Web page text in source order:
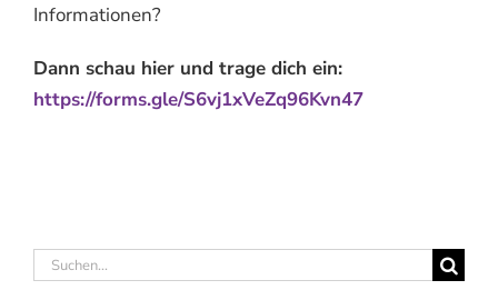
Informationen?
Dann schau hier und trage dich ein:
https://forms.gle/S6vj1xVeZq96Kvn47
Suche